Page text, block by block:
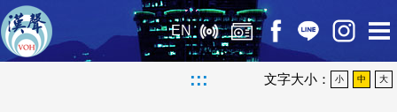
EN
::: 文字大小： 小 中 大